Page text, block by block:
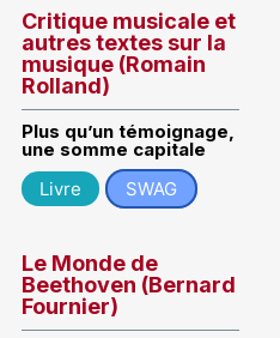
Critique musicale et
autres textes sur la
musique (Romain
Rolland)
Plus qu’un témoignage,
une somme capitale
Livre
SWAG
Le Monde de
Beethoven (Bernard
Fournier)